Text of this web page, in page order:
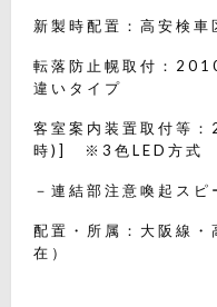
新製時配置：高安検車
転落防止幌取付：
違いタイプ
客室案内装置取付等
時)] ※3色LED方式
－連結部注意喚起スピ
配置・所属：大阪線
在）